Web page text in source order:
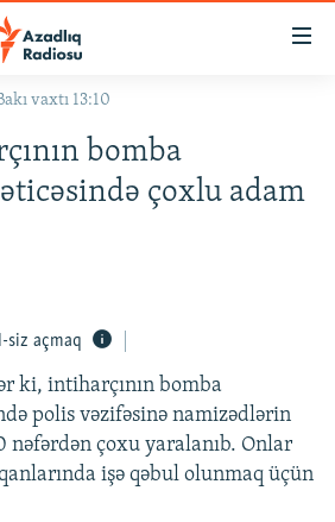
vaxtı 13:10
bomba
çoxlu adam
siz açmaq
ki, intiharçının bomba
polis vəzifəsinə namizədlərin
nəfərdən çoxu yaralanıb. Onlar
işə qəbul olunmaq üçün